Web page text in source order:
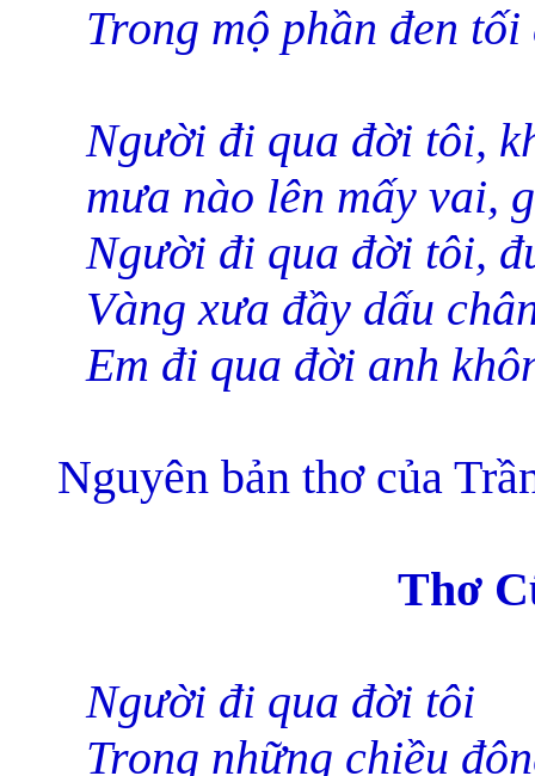
Trong mộ phần đen tối
Người đi qua đời tôi,
mưa nào lên mấy vai,
Người đi qua đời tôi,
Vàng xưa đầy dấu
Em đi qua đời anh
Nguyên bản thơ của Tr
Thơ
Người đi qua đời tôi
Trong những chiều